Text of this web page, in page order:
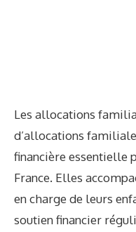
Les allocations
d’allocations
financière essentielle
France. Elles
en charge de leurs
soutien financier